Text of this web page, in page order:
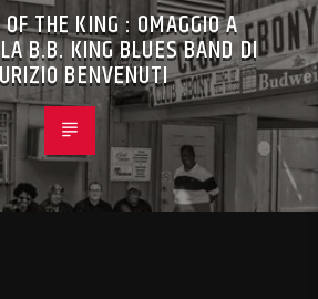
THE KING : OMAGGIO A
B.B. KING BLUES BAND DI
BENVENUTI